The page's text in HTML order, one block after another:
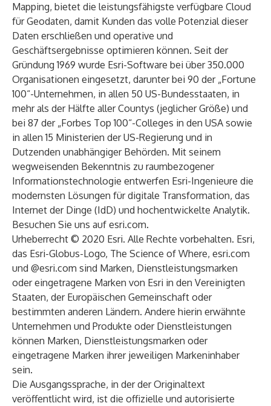
Mapping, bietet die leistungsfähigste verfügbare Cloud
für Geodaten, damit Kunden das volle Potenzial dieser
Daten erschließen und operative und
Geschäftsergebnisse optimieren können. Seit der
Gründung 1969 wurde Esri-Software bei über 350.000
Organisationen eingesetzt, darunter bei 90 der „Fortune
100“-Unternehmen, in allen 50 US-Bundesstaaten, in
mehr als der Hälfte aller Countys (jeglicher Größe) und
bei 87 der „Forbes Top 100“-Colleges in den USA sowie
in allen 15 Ministerien der US-Regierung und in
Dutzenden unabhängiger Behörden. Mit seinem
wegweisenden Bekenntnis zu raumbezogener
Informationstechnologie entwerfen Esri-Ingenieure die
modernsten Lösungen für digitale Transformation, das
Internet der Dinge (IdD) und hochentwickelte Analytik.
Besuchen Sie uns auf esri.com.
Urheberrecht © 2020 Esri. Alle Rechte vorbehalten. Esri,
das Esri-Globus-Logo, The Science of Where, esri.com
und @esri.com sind Marken, Dienstleistungsmarken
oder eingetragene Marken von Esri in den Vereinigten
Staaten, der Europäischen Gemeinschaft oder
bestimmten anderen Ländern. Andere hierin erwähnte
Unternehmen und Produkte oder Dienstleistungen
können Marken, Dienstleistungsmarken oder
eingetragene Marken ihrer jeweiligen Markeninhaber
sein.
Die Ausgangssprache, in der der Originaltext
veröffentlicht wird, ist die offizielle und autorisierte